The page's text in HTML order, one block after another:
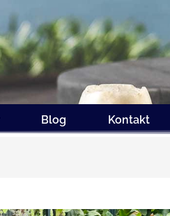
Blog Kontakt